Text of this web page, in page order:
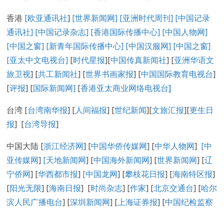
香港 [欧亚通讯社] [世界新闻网] [亚洲时代周刊] [中国记录
通讯社] [中国记录杂志] [香港国际传播中心] [中国人物网]
[中国之窗] [新青年国际传播中心] [中国汉服网] [中国之窗]
[亚太中文电视台] [时代星报][中国传真新闻社] [亚洲华语文
旅卫视] [共工新闻社] [世界书画家报] [中国国际教育电视台]
[评报] [国际新闻网] [香港亚太商业网络电视台]
台湾 [台湾南华报] [人间福报] [世纪新闻][文旅汇报][更生日
报] [台湾导报]
中国大陆 [浙江经济网] [中国华侨传媒网] [中华人物网] [中
亚传媒网] [天地新闻网] [中国海外新闻网] [世界新闻网] [辽
宁侨网] [华西都市报] [中国龙网] [攀枝花日报] [海南特区报]
[阳光无限] [海南日报] [时尚杂志] [作家] [北京交通台] [哈尔
滨人民广播电台] [深圳新闻网] [上海证券报] [中国纪检监察